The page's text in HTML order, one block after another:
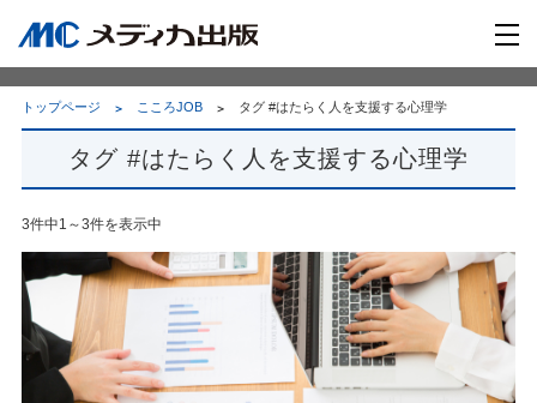
トップページ こころJOB タグ #はたらく人を支援する心理学
タグ #はたらく人を支援する心理学
3件中1～3件を表示中